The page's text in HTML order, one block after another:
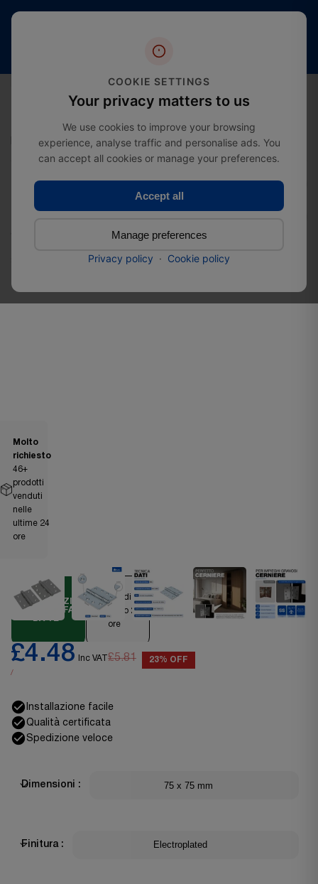
gratuita
a partire da
Cerniere Cerniera con cuscinetto a sfera
Cerniera con cuscinetto a
ESSENZIALE
PER IL FAI
DA TE
Spedizione
entro 24
ore
Molto
richiesto
46+
prodotti
venduti
nelle
ultime 24
ore
£5.81
£4.48 Inc VAT
/
23% OFF
Installazione facile
Qualità certificata
Spedizione veloce
Dimensioni : 75 x 75 mm
Finitura : Electroplated
COOKIE SETTINGS
Your privacy matters to us
We use cookies to improve your browsing
experience, analyse traffic and personalise ads. You
can accept all cookies or manage your preferences.
Accept all
Manage preferences
Privacy policy · Cookie policy